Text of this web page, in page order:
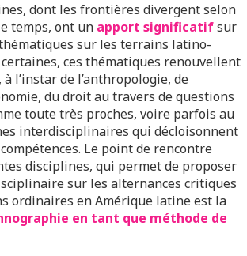
dont les frontières divergent selon
temps, ont un apport significatifsur
sur les terrains latino-
ces thématiques renouvellent
l’instar de l’anthropologie, de
du droit au travers de questions
toute très proches, voire parfois au
interdisciplinaires qui décloisonnent
Le point de rencontre
disciplines, qui permet de proposer
sur les alternances critiques
ordinaires en Amérique latine est la
en tant que méthode de